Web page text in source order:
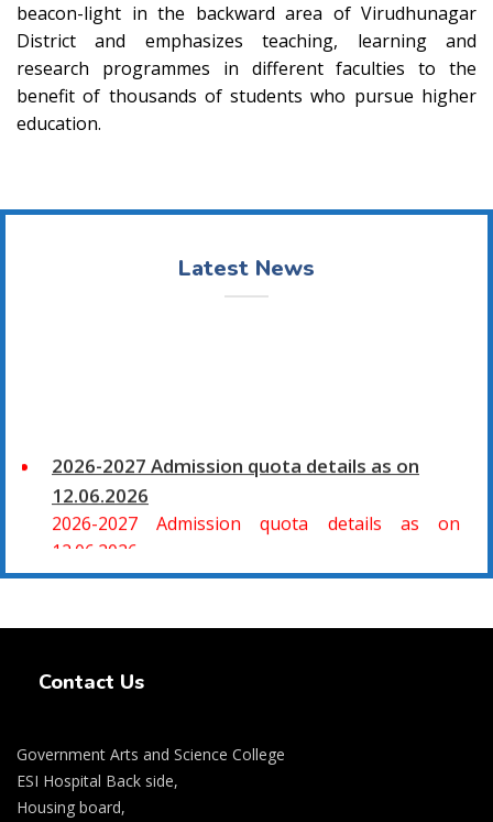
beacon-light in the backward area of Virudhunagar
District and emphasizes teaching, learning and
research programmes in different faculties to the
benefit of thousands of students who pursue higher
education.
Latest News
2026-2027 Admission quota details as on
12.06.2026
2026-2027 Admission quota details as on
12.06.2026
08.06.2026 அன்று B.Sc., கணிதம், B.Sc., கணினி
விலங்கியல் ஆகிய அறிவியல் பாடப்பிரிவுகளுக்கும்,
09.06.2026 அன்று B.Com., வணிகவியல், B.B.A.,
வணிக நிர்வாகவியல், B.A., பொருளியல், B.A., வரலாறு
Contact Us
Government Arts and Science College
ESI Hospital Back side,
Housing board,